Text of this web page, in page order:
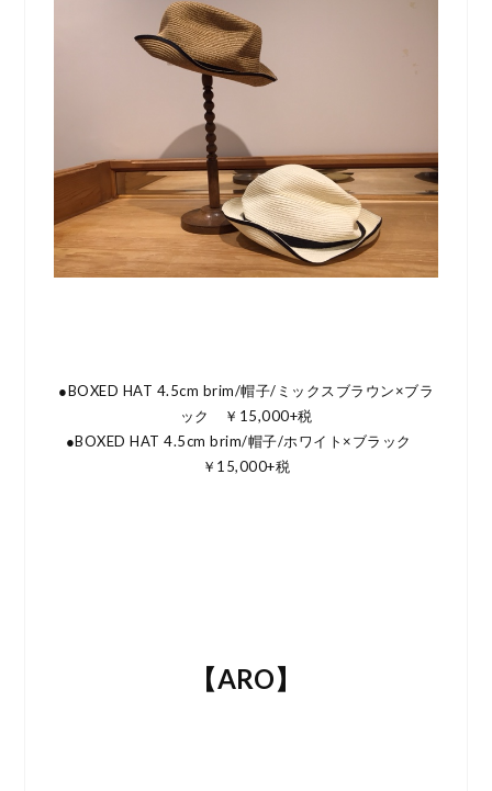
●BOXED HAT 4.5cm brim/帽子/ミックスブラウン×ブラ
ック ￥15,000+税
●BOXED HAT 4.5cm brim/帽子/ホワイト×ブラック
￥15,000+税
【ARO】